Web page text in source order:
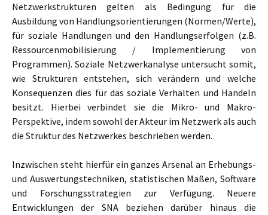
Netzwerkstrukturen gelten als Bedingung für die
Ausbildung von Handlungsorientierungen (Normen/Werte),
für soziale Handlungen und den Handlungserfolgen (z.B.
Ressourcenmobilisierung / Implementierung von
Programmen). Soziale Netzwerkanalyse untersucht somit,
wie Strukturen entstehen, sich verändern und welche
Konsequenzen dies für das soziale Verhalten und Handeln
besitzt. Hierbei verbindet sie die Mikro- und Makro-
Perspektive, indem sowohl der Akteur im Netzwerk als auch
die Struktur des Netzwerkes beschrieben werden.
Inzwischen steht hierfür ein ganzes Arsenal an Erhebungs-
und Auswertungstechniken, statistischen Maßen, Software
und Forschungsstrategien zur Verfügung. Neuere
Entwicklungen der SNA beziehen darüber hinaus die